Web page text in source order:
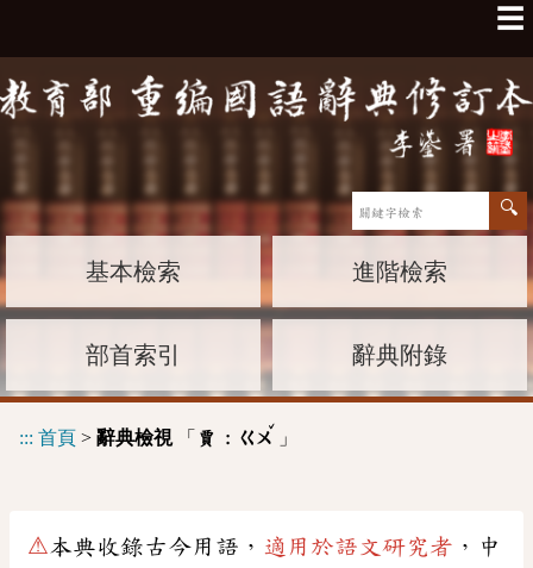
☰
基本檢索 進階檢索
部首索引 辭典附錄
::: 首頁 > 辭典檢視「 賈 : ㄍㄨ
ˇ
」
⚠本典收錄古今用語， 適用於語文研究者 ，中